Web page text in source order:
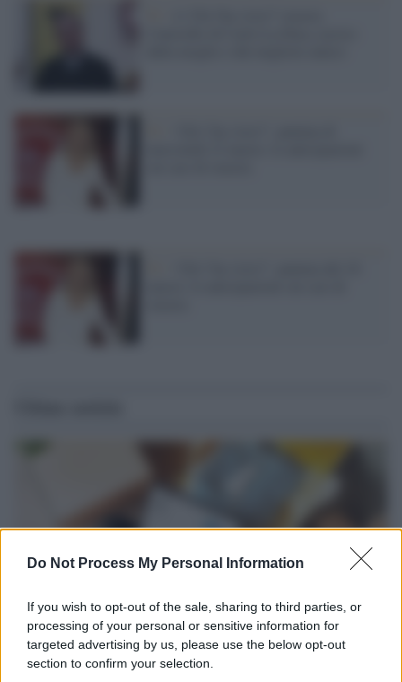
Do Not Process My Personal Information
If you wish to opt-out of the sale, sharing to third parties, or
processing of your personal or sensitive information for
targeted advertising by us, please use the below opt-out
section to confirm your selection.
Sale il numero degli acquisti online in Europa e